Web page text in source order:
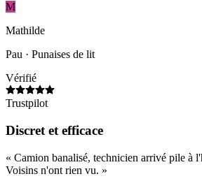
M
Mathilde
Pau · Punaises de lit
Vérifié
Trustpilot
Discret et efficace
« Camion banalisé, technicien arrivé pile à
Voisins n'ont rien vu. »